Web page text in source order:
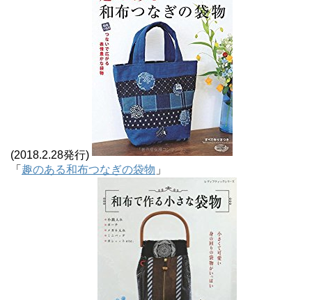
(2018.2.28発行)
「 趣のある和布つなぎの袋物 」